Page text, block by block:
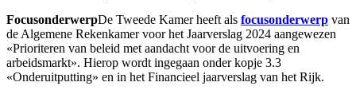
FocusonderwerpDe Tweede Kamer heeft als focusonderwerp van
de Algemene Rekenkamer voor het Jaarverslag 2024 aangewezen
«Prioriteren van beleid met aandacht voor de uitvoering en
arbeidsmarkt». Hierop wordt ingegaan onder kopje 3.3
«Onderuitputting» en in het Financieel jaarverslag van het Rijk.